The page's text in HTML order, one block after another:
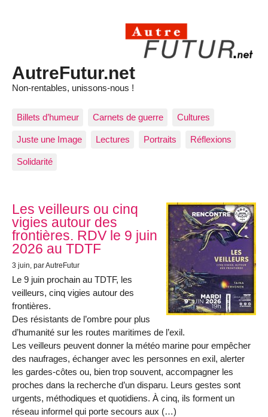
AutreFutur.net
Non-rentables, unissons-nous !
Billets d’humeur Carnets de guerre Cultures
Juste une Image Lectures Portraits Réflexions
Solidarité
Articles les plus récents
Les veilleurs ou cinq
vigies autour des
frontières. RDV le 9 juin
2026 au TDTF
3 juin, par AutreFutur
Le 9 juin prochain au TDTF, les
veilleurs, cinq vigies autour des
frontières.
Des résistants de l’ombre pour plus
d’humanité sur les routes maritimes de l’exil.
Les veilleurs peuvent donner la météo marine pour empêcher
des naufrages, échanger avec les personnes en exil, alerter
les gardes-côtes ou, bien trop souvent, accompagner les
proches dans la recherche d’un disparu. Leurs gestes sont
urgents, méthodiques et quotidiens. À cinq, ils forment un
réseau informel qui porte secours aux (…)